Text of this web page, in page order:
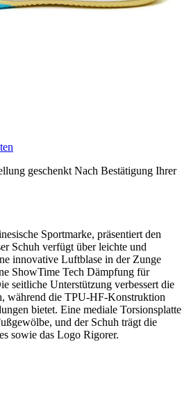
geschenkt Nach Bestätigung Ihrer
Sportmarke, präsentiert den
Schuh verfügt über leichte und
innovative Luftblase in der Zunge
ShowTime Tech Dämpfung für
seitliche Unterstützung verbessert die
während die TPU-HF-Konstruktion
bietet. Eine mediale Torsionsplatte
und der Schuh trägt die
sowie das Logo Rigorer.